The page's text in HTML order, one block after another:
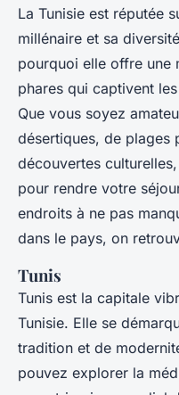
La Tunisie est réputée
millénaire et sa
pourquoi elle offre une
phares qui captivent
Que vous soyez
désertiques, de plages
découvertes
pour rendre votre
endroits à ne pas
dans le pays, on
Tunis
Tunis est la capitale
Tunisie. Elle se
tradition et de
pouvez explorer la